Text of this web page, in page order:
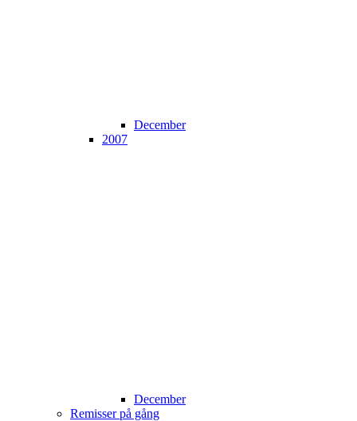
December
2007
December
Remisser på gång